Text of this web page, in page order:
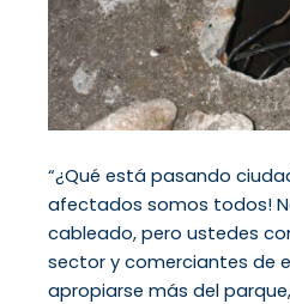
“¿Qué está pasando
afectados somos todos!
cableado, pero ustedes
sector y comerciantes de
apropiarse más del